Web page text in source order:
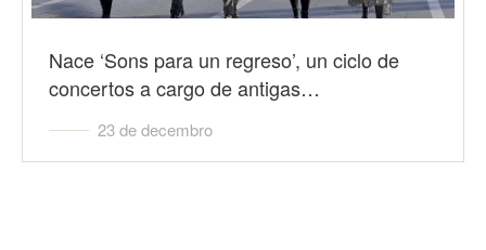
Nace ‘Sons para un regreso’, un ciclo de
concertos a cargo de antigas…
23 de decembro